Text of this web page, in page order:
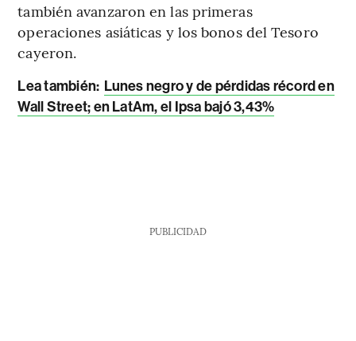
también avanzaron en las primeras
operaciones asiáticas y los bonos del Tesoro
cayeron.
Lea también: Lunes negro y de pérdidas récord en
Wall Street; en LatAm, el Ipsa bajó 3,43%
PUBLICIDAD